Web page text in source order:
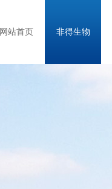
网站首页 非得生物